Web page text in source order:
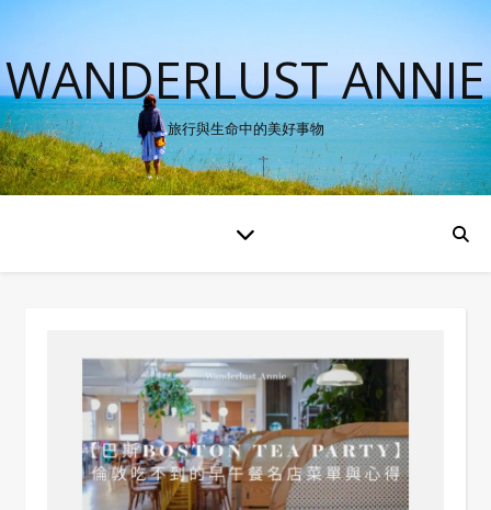
WANDERLUST ANNIE
旅行與生命中的美好事物